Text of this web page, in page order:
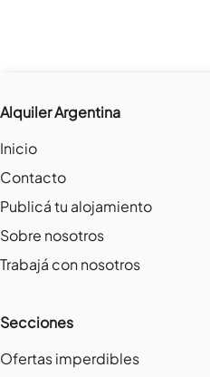
Alquiler Argentina
Inicio
Contacto
Publicá tu alojamiento
Sobre nosotros
Trabajá con nosotros
Secciones
Ofertas imperdibles